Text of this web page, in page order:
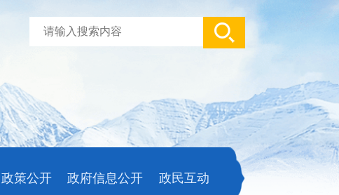
政策公开 政府信息公开 政民互动